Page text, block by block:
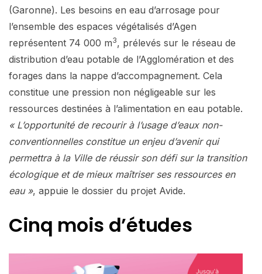
(Garonne). Les besoins en eau d’arrosage pour
l’ensemble des espaces végétalisés d’Agen
représentent 74 000 m3, prélevés sur le réseau de
distribution d’eau potable de l’Agglomération et des
forages dans la nappe d’accompagnement. Cela
constitue une pression non négligeable sur les
ressources destinées à l’alimentation en eau potable.
« L’opportunité de recourir à l’usage d’eaux non-
conventionnelles constitue un enjeu d’avenir qui
permettra à la Ville de réussir son défi sur la transition
écologique et de mieux maîtriser ses ressources en
eau », appuie le dossier du projet Avide.
Cinq mois d’études